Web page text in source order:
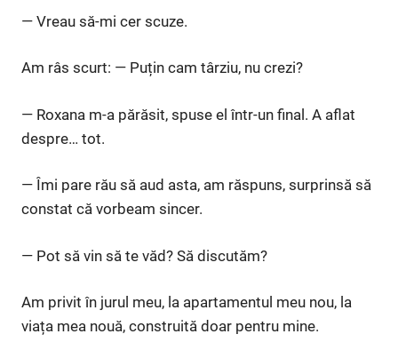
— Vreau să-mi cer scuze.
Am râs scurt: — Puțin cam târziu, nu crezi?
— Roxana m-a părăsit, spuse el într-un final. A aflat
despre… tot.
— Îmi pare rău să aud asta, am răspuns, surprinsă să
constat că vorbeam sincer.
— Pot să vin să te văd? Să discutăm?
Am privit în jurul meu, la apartamentul meu nou, la
viața mea nouă, construită doar pentru mine.